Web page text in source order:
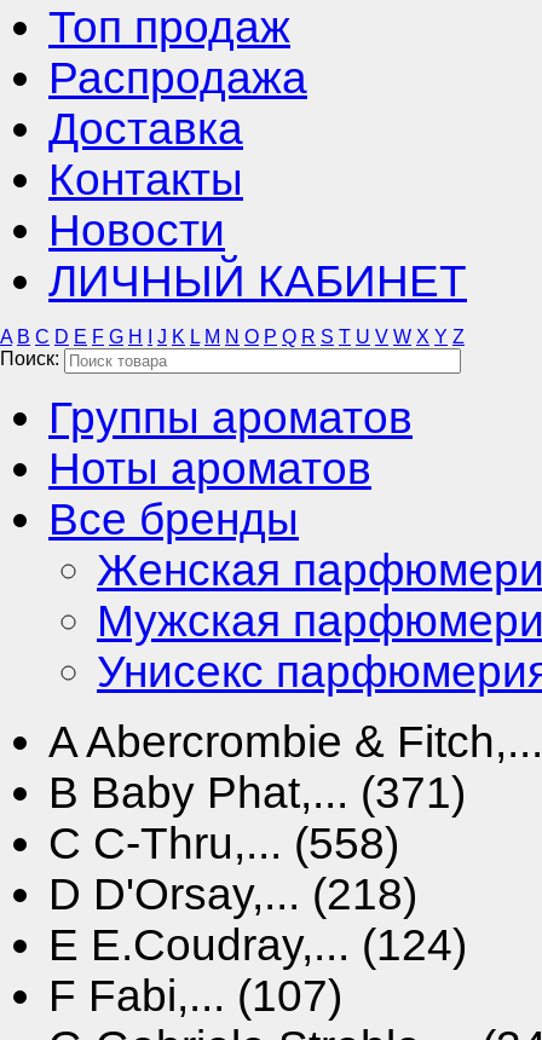
Топ продаж
Распродажа
Доставка
Контакты
Новости
ЛИЧНЫЙ КАБИНЕТ
A B C D E F G H J K L M N O P Q R S T U V W X Y Z
Поиск:
Группы ароматов
Ноты ароматов
Все бренды
Женская
Мужская
Унисекс
AAbercrombie &
B Baby Phat,... (371)
C C-Thru,... (558)
D D'Orsay,... (218)
E E.Coudray,... (124)
F Fabi,... (107)